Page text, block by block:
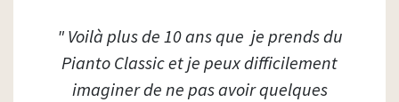
" Voilà plus de 10 ans que je prends du
Pianto Classic et je peux difficilement
imaginer de ne pas avoir quelques